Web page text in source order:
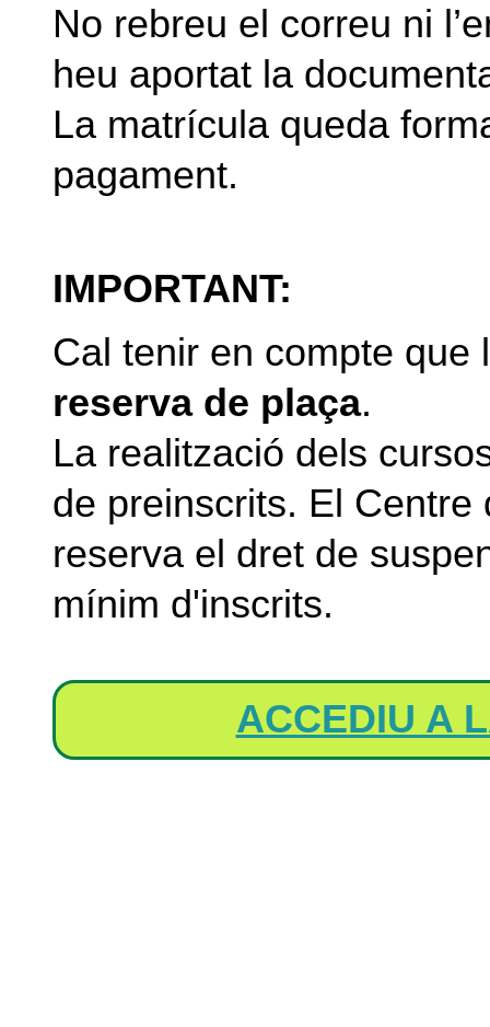
No rebreu el correu ni
heu aportat la
La matrícula queda
pagament.
IMPORTANT:
Cal tenir en compte
reserva de plaça.
La realització dels
de preinscrits. El
reserva el dret de
mínim d'inscrits.
ACCEDIU A